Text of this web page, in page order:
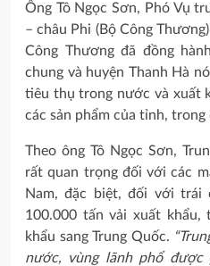
Ông Tô Ngọc Sơn, Phó Vụ
– châu Phi (Bộ Công
Công Thương đã đồng
chung và huyện Thanh Hà
tiêu thụ trong nước và xuất
các sản phẩm của tỉnh, trong
Theo ông Tô Ngọc Sơn,
rất quan trọng đối với các
Nam, đặc biệt, đối với trái
100.000 tấn vải xuất
khẩu sang Trung Quốc.
nước, vùng lãnh phổ được